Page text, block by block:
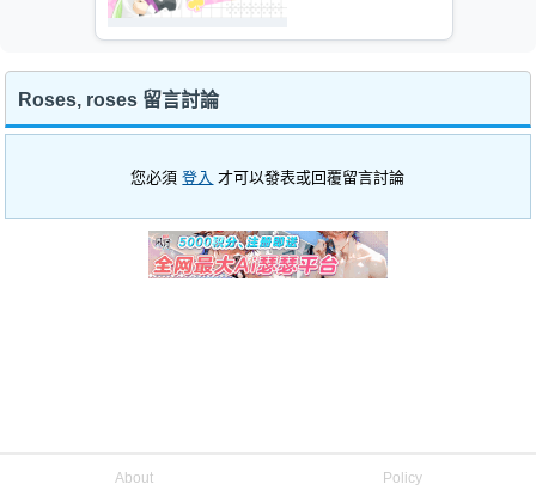
Roses, roses 留言討論
您必須登入 才可以發表或回覆留言討論
About Policy